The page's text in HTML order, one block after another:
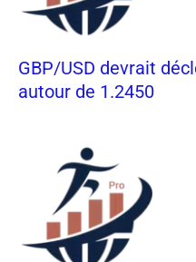
GBP/USD devrait
autour de 1.2450